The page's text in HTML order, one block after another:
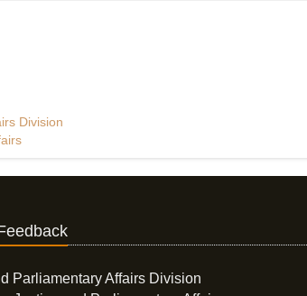
Division
Parliamentary Affairs Division